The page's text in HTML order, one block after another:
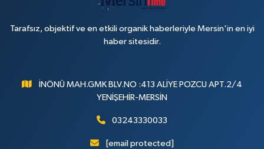
Tarafsız, objektif ve en etkili organik haberleriyle Mersin'in en iyi
haber sitesidir.
İNÖNÜ MAH.GMK BLV.NO :413 ALİYE POZCU APT.2/4
YENİŞEHİR-MERSİN
03243330033
[email protected]